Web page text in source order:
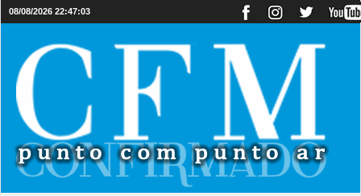
08/08/2026 22:47:03